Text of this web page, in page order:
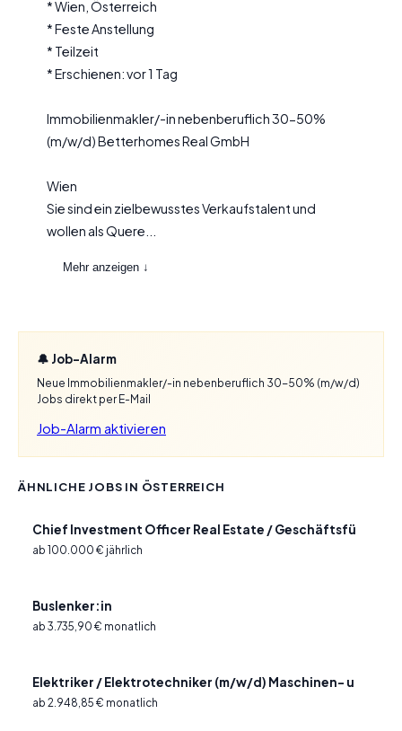
* Wien, Österreich
* Feste Anstellung
* Teilzeit
* Erschienen: vor 1 Tag
Immobilienmakler/-in nebenberuflich 30-50%
(m/w/d) Betterhomes Real GmbH
Wien
Sie sind ein zielbewusstes Verkaufstalent und
wollen als Quere...
Mehr anzeigen ↓
🔔 Job-Alarm
Neue Immobilienmakler/-in nebenberuflich 30-50% (m/w/d)
Jobs direkt per E-Mail
Job-Alarm aktivieren
ÄHNLICHE JOBS IN ÖSTERREICH
Chief Investment Officer Real Estate / Geschäftsfü
ab 100.000 € jährlich
Buslenker:in
ab 3.735,90 € monatlich
Elektriker / Elektrotechniker (m/w/d) Maschinen- u
ab 2.948,85 € monatlich